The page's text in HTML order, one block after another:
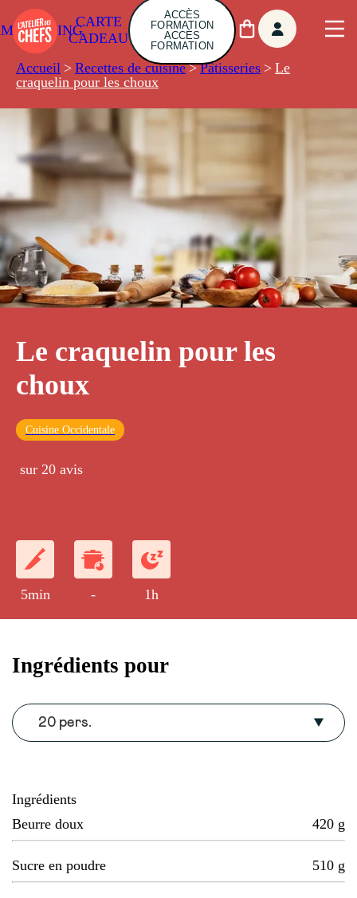
CARTE
CADEAU
ACCÈS
FORMATION
ACCÈS
FORMATION
Accueil > Recettes de cuisine > Pâtisseries > Le
craquelin pour les choux
Le craquelin pour les
choux
Cuisine Occidentale
sur 20 avis
5min - 1h
Ingrédients pour
20 pers.
Ingrédients
Beurre doux
420 g
Sucre en poudre 510 g